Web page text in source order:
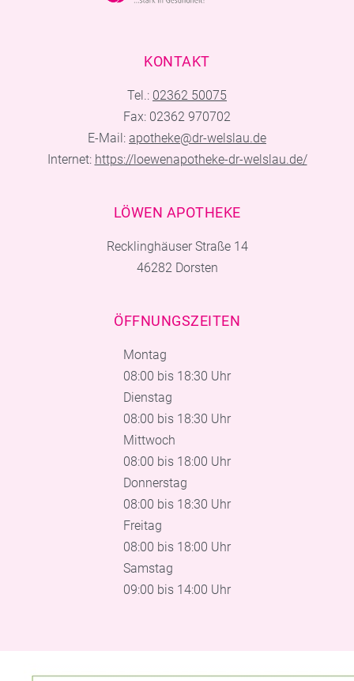
KONTAKT
Tel.: 02362 50075
Fax: 02362 970702
E-Mail: apotheke@dr-welslau.de
Internet: https://loewenapotheke-dr-welslau.de/
LÖWEN APOTHEKE
Recklinghäuser Straße 14
46282 Dorsten
ÖFFNUNGSZEITEN
Montag
08:00 bis 18:30 Uhr
Dienstag
08:00 bis 18:30 Uhr
Mittwoch
08:00 bis 18:00 Uhr
Donnerstag
08:00 bis 18:30 Uhr
Freitag
08:00 bis 18:00 Uhr
Samstag
09:00 bis 14:00 Uhr